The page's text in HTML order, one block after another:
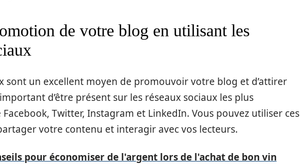
de votre blog en utilisant les
sont un excellent moyen de promouvoir votre blog et d’attirer
d’être présent sur les réseaux sociaux les plus
Twitter, Instagram et LinkedIn. Vous pouvez utiliser ces
votre contenu et interagir avec vos lecteurs.
pour économiser de l'argent lors de l'achat de bon vin